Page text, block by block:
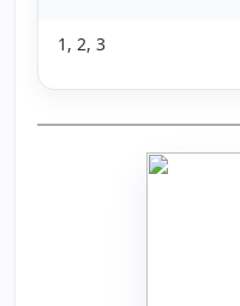
1, 2, 3